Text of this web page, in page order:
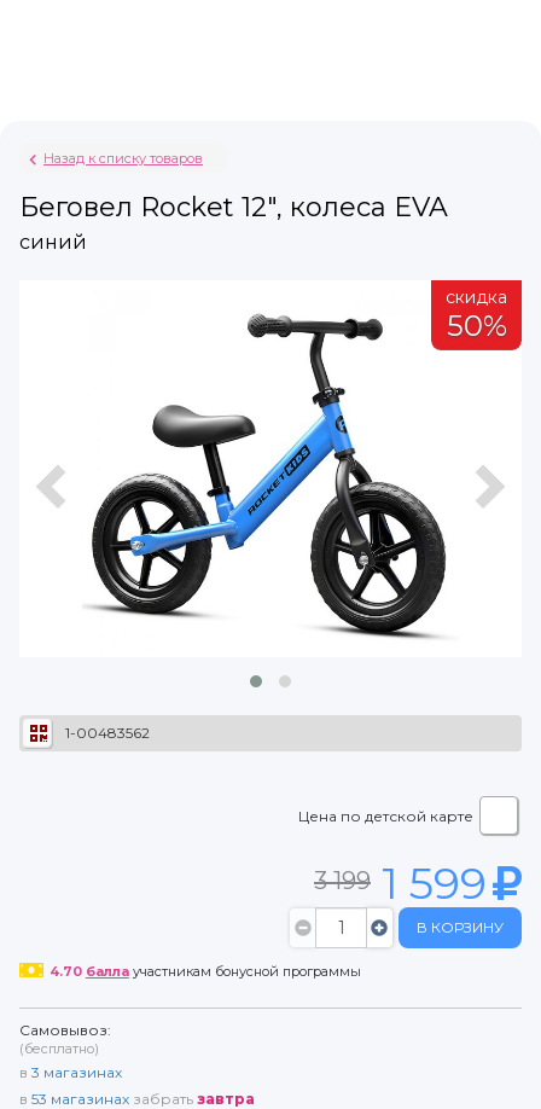
Назад к списку товаров
Беговел Rocket 12", колеса EVA
синий
скидка
50%
1-00483562
Цена по детской карте
3 199 1 599
В КОРЗИНУ
4.70 баллаучастникам бонусной программы
Самовывоз:
(бесплатно)
в 3 магазинах
в 53 магазинах забрать завтра